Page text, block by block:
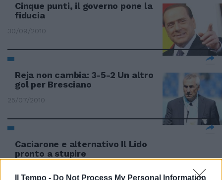
Il Tempo - Do Not Process My Personal Information
Cinque punti, il governo pone la
fiducia
30/09/2010
Reja non cambia: 3-5-2 Un altro
gol per Bresciano
25/07/2010
Caciarone e alternativo Il Lido
pronto a stupire